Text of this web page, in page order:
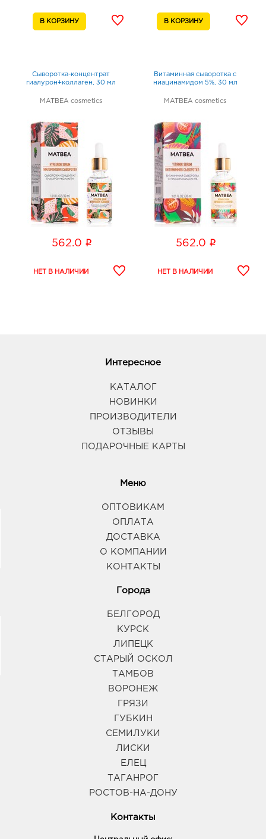
Сыворотка-концентрат
гиалурон+коллаген, 30 мл
MATBEA cosmetics
562.0 i
Витаминная сыворотка с
ниацинамидом 5%, 30 мл
MATBEA cosmetics
562.0 i
Интересное
КАТАЛОГ
НОВИНКИ
ПРОИЗВОДИТЕЛИ
ОТЗЫВЫ
ПОДАРОЧНЫЕ КАРТЫ
Меню
ОПТОВИКАМ
ОПЛАТА
ДОСТАВКА
О КОМПАНИИ
КОНТАКТЫ
Города
БЕЛГОРОД
КУРСК
ЛИПЕЦК
СТАРЫЙ ОСКОЛ
ТАМБОВ
ВОРОНЕЖ
ГРЯЗИ
ГУБКИН
СЕМИЛУКИ
ЛИСКИ
ЕЛЕЦ
ТАГАНРОГ
РОСТОВ-НА-ДОНУ
Контакты